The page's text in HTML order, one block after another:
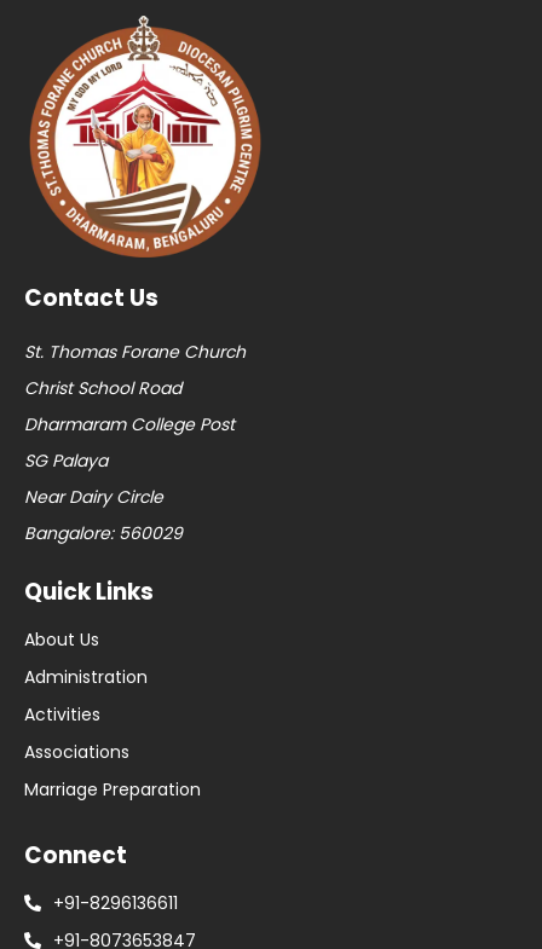
Contact Us
St. Thomas Forane Church
Christ School Road
Dharmaram College Post
SG Palaya
Near Dairy Circle
Bangalore: 560029
Quick Links
About Us
Administration
Activities
Associations
Marriage Preparation
Connect
+91-8296136611
+91-8073653847